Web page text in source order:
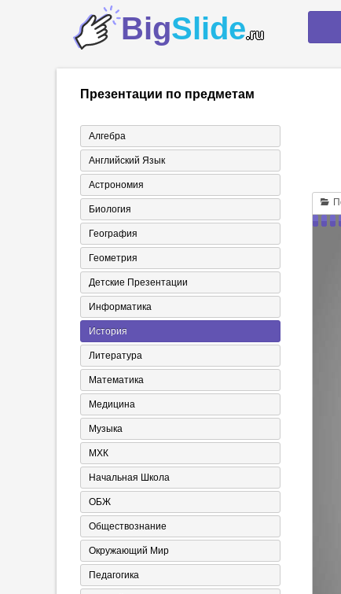
BigSlide.ru
Презентации по предметам
Алгебра
Английский Язык
Астрономия
Биология
География
Геометрия
Детские Презентации
Информатика
История
Литература
Математика
Медицина
Музыка
МХК
Начальная Школа
ОБЖ
Обществознание
Окружающий Мир
Педагогика